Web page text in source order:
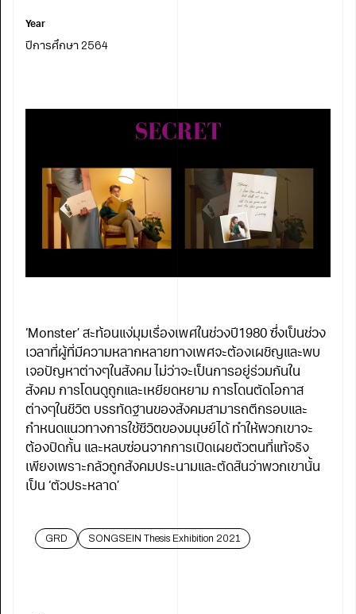
Year
ปีการศึกษา 2564
‘Monster’ สะท้อนแง่มุมเรื่องเพศในช่วงปี1980 ซึ่งเป็นช่วง
เวลาที่ผู้ที่มีความหลากหลายทางเพศจะต้องเผชิญและพบ
เจอปัญหาต่างๆในสังคม ไม่ว่าจะเป็นการอยู่ร่วมกันใน
สังคม การโดนดูถูกและเหยียดหยาม การโดนตัดโอกาส
ต่างๆในชีวิต บรรทัดฐานของสังคมสามารถตีกรอบและ
กำหนดแนวทางการใช้ชีวิตของมนุษย์ได้ ทำให้พวกเขาจะ
ต้องปิดกั้น และหลบซ่อนจากการเปิดเผยตัวตนที่แท้จริง
เพียงเพราะกลัวถูกสังคมประนามและตัดสินว่าพวกเขานั้น
เป็น ‘ตัวประหลาด’
GRD SONGSEIN Thesis Exhibition 2021